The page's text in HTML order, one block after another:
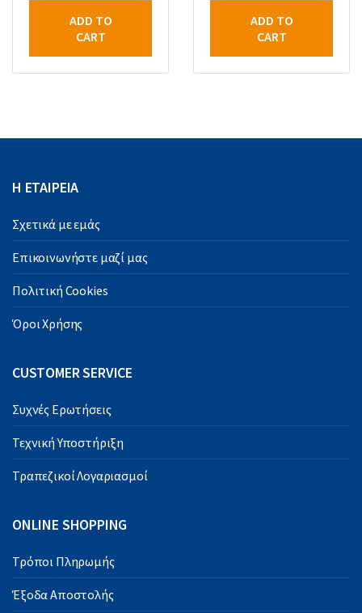
ADD TO
CART
ADD TO
CART
Η ΕΤΑΙΡΕΙΑ
Σχετικά με εμάς
Επικοινωνήστε μαζί μας
Πολιτική Cookies
Όροι Χρήσης
CUSTOMER SERVICE
Συχνές Ερωτήσεις
Τεχνική Υποστήριξη
Τραπεζικοί Λογαριασμοί
ONLINE SHOPPING
Τρόποι Πληρωμής
Έξοδα Αποστολής